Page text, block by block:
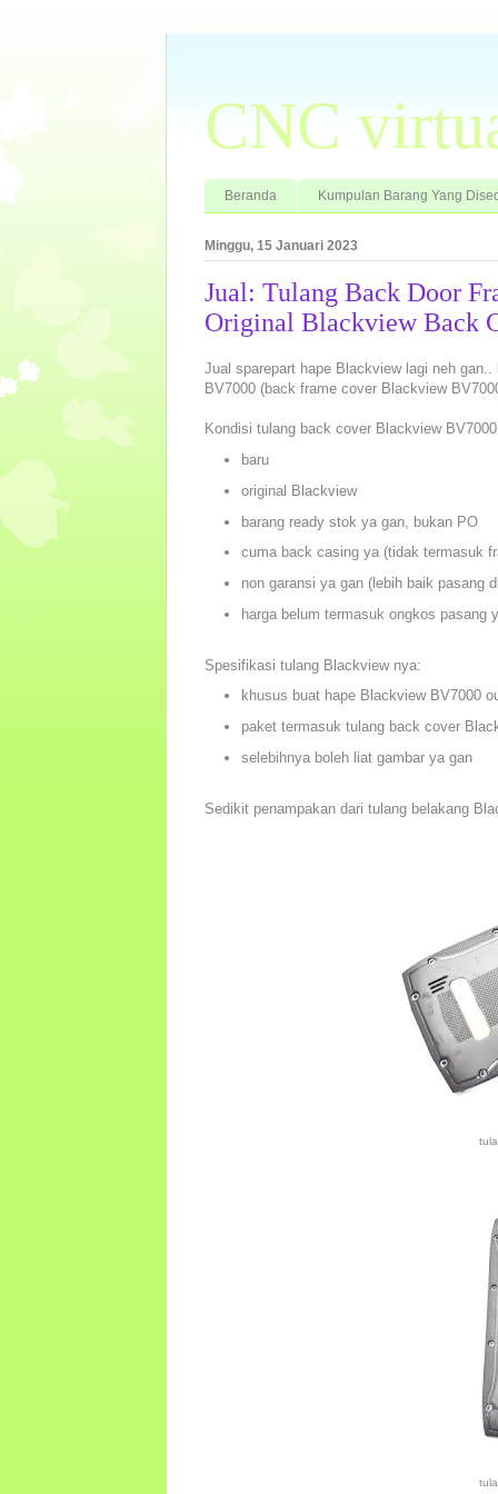
CNC
Beranda Kumpulan Barang Yang
Minggu, 15 Januari 2023
Jual: Tulang Back Door
Original Blackview Back
Jual sparepart hape Blackview lagi neh
BV7000 (back frame cover Blackview
Kondisi tulang back cover Blackview
baru
original Blackview
barang ready stok ya gan, bukan PO
cuma back casing ya (tidak termasuk
non garansi ya gan (lebih baik pasang
harga belum termasuk ongkos pasang
Spesifikasi tulang Blackview nya:
khusus buat hape Blackview BV7000
paket termasuk tulang back cover
selebihnya boleh liat gambar ya gan
Sedikit penampakan dari tulang belakang